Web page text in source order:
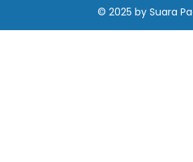
© 2025 by Suara